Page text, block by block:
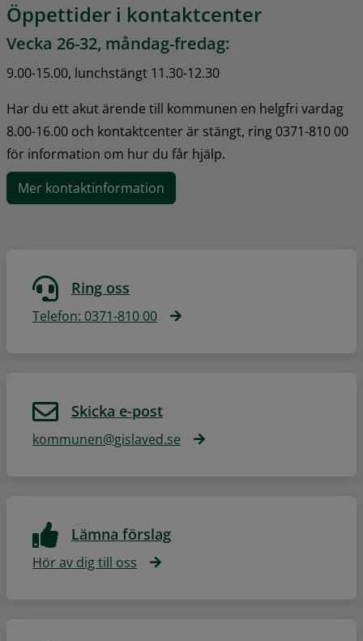
Öppettider i kontaktcenter
Vecka 26-32, måndag-fredag:
9.00-15.00, lunchstängt 11.30-12.30
Har du ett akut ärende till kommunen en helgfri vardag
8.00-16.00 och kontaktcenter är stängt, ring 0371-810 00
för information om hur du får hjälp.
Mer kontaktinformation
Ring oss
Telefon: 0371-810 00
Skicka e-post
kommunen@gislaved.se
Lämna förslag
Hör av dig till oss